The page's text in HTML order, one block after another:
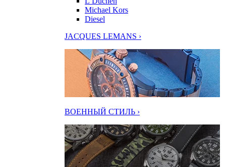
Michael Kors
Diesel
JACQUES LEMANS ›
ВОЕННЫЙ СТИЛЬ ›